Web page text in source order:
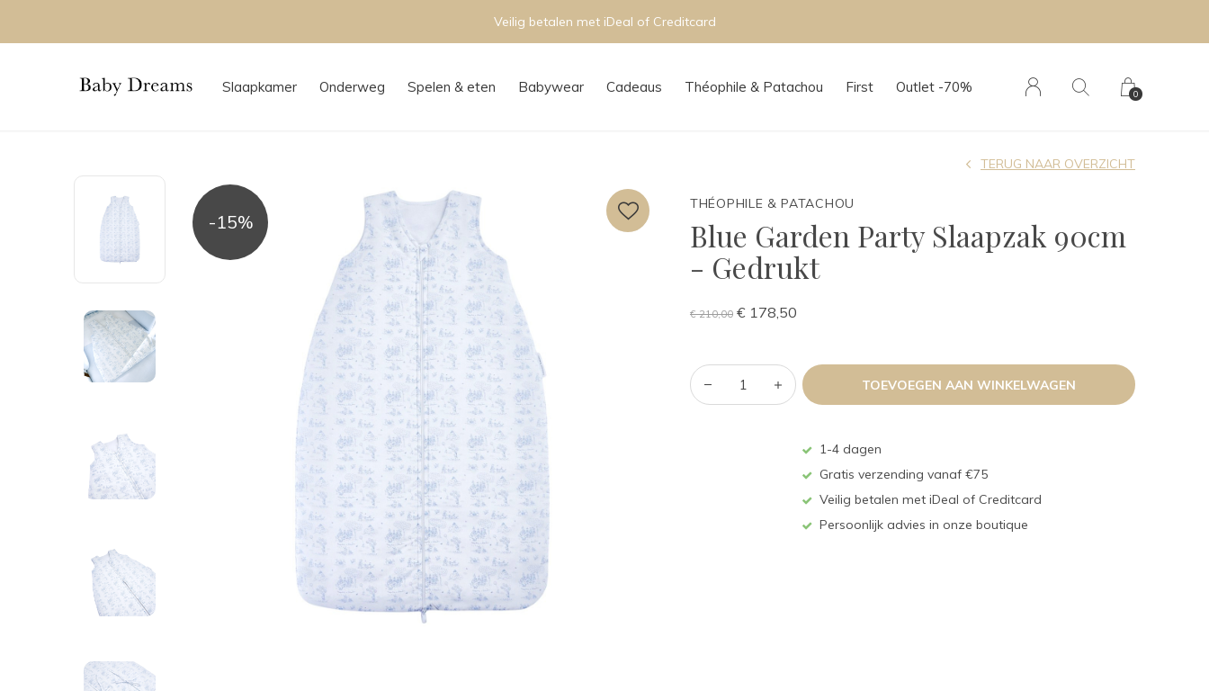
Slaapkamer Onderweg Spelen & eten Babywear Cadeaus Théophile & Patachou First Outlet -70% 0
Persoonlijk advies in onze boutique
-15%
THÉOPHILE & PATACHOU
Blue Garden Party Slaapzak 90cm
- Gedrukt
TERUG NAAR OVERZICHT
€ 210,00 € 178,50
TOEVOEGEN AAN WINKELWAGEN
1-4 dagen
Gratis verzending vanaf €75
Veilig betalen met iDeal of Creditcard
Persoonlijk advies in onze boutique